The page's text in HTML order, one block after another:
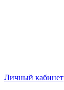
Личный кабинет